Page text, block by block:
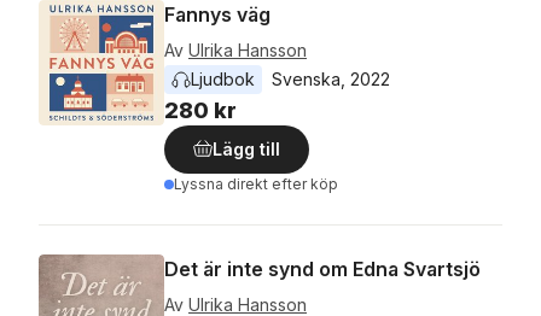
Fannys väg
Av Ulrika Hansson
Ljudbok
Svenska 2022
280 kr
Lägg till
Lyssna direkt efter köp
Det är inte synd om Edna Svartsjö
Av Ulrika Hansson